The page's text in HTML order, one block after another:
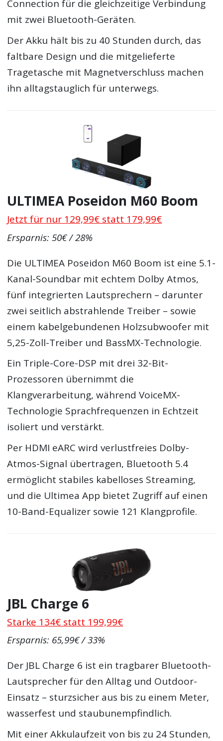
Connection für die gleichzeitige Verbindung
mit zwei Bluetooth-Geräten.
Der Akku hält bis zu 40 Stunden durch, das
faltbare Design und die mitgelieferte
Tragetasche mit Magnetverschluss machen
ihn alltagstauglich für unterwegs.
ULTIMEA Poseidon M60 Boom
Jetzt für nur 129,99€ statt 179,99€
Ersparnis: 50€ / 28%
Die ULTIMEA Poseidon M60 Boom ist eine 5.1-
Kanal-Soundbar mit echtem Dolby Atmos,
fünf integrierten Lautsprechern – darunter
zwei seitlich abstrahlende Treiber – sowie
einem kabelgebundenen Holzsubwoofer mit
5,25-Zoll-Treiber und BassMX-Technologie.
Ein Triple-Core-DSP mit drei 32-Bit-
Prozessoren übernimmt die
Klangverarbeitung, während VoiceMX-
Technologie Sprachfrequenzen in Echtzeit
isoliert und verstärkt.
Per HDMI eARC wird verlustfreies Dolby-
Atmos-Signal übertragen, Bluetooth 5.4
ermöglicht stabiles kabelloses Streaming,
und die Ultimea App bietet Zugriff auf einen
10-Band-Equalizer sowie 121 Klangprofile.
JBL Charge 6
Starke 134€ statt 199,99€
Ersparnis: 65,99€ / 33%
Der JBL Charge 6 ist ein tragbarer Bluetooth-
Lautsprecher für den Alltag und Outdoor-
Einsatz – sturzsicher aus bis zu einem Meter,
wasserfest und staubunempfindlich.
Mit einer Akkulaufzeit von bis zu 24 Stunden,